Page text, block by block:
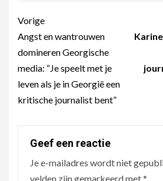
Berichtnavigatie
Vorige
Angst en wantrouwen
domineren Georgische
media: “Je speelt met je
leven als je in Georgië een
kritische journalist bent”
Geef een reactie
Je e-mailadres wordt niet
velden zijn gemarkeerd met*